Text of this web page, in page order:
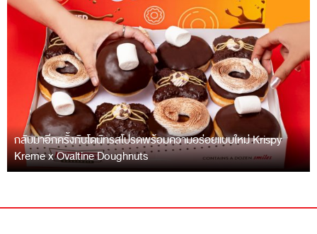
กลับมาอีกครั้งกับโดนัทรสโปรดพร้อมความอร่อยแบบใหม่ Krispy
Kreme x Ovaltine Doughnuts